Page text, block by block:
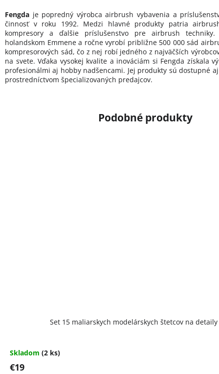
Set 15 maliarskych modelárskych štetcov na
Skladom (2 ks)
€19
Fengda je popredný výrobca airbrush vybavenia a
činnosť v roku 1992. Medzi hlavné produkty patria
kompresory a ďalšie príslušenstvo pre airbrush
holandskom Emmene a ročne vyrobí približne 500 000 sád
kompresorových sád, čo z nej robí jedného z najväčších
na svete. Vďaka vysokej kvalite a inováciám si Fengda získala
profesionálmi aj hobby nadšencami. Jej produkty sú dostupné
prostredníctvom špecializovaných predajcov.